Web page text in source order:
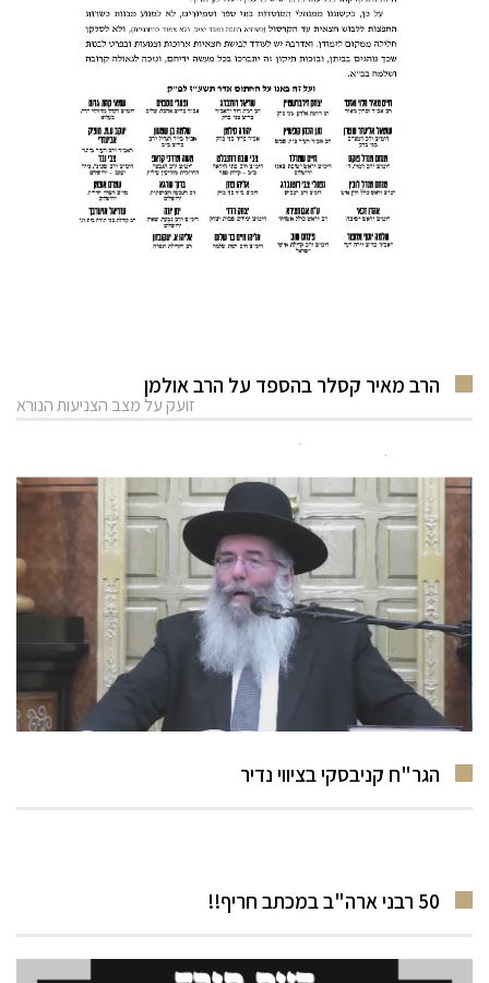
הרב מאיר קסלר בהספד על הרב אולמן
זועק על מצב הצניעות הנורא
הגר"ח קניבסקי בציווי נדיר
50 רבני ארה"ב במכתב חריף!!